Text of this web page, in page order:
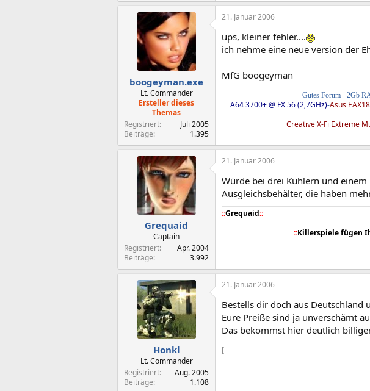
boogeyman.exe
Lt. Commander
Ersteller dieses
Themas
Registriert
Juli 2005
Beiträge
1.395
21. Januar 2006
ups, kleiner fehler....
ich nehme eine neue version der
MfG boogeyman
Gutes Forum- 2Gb
A64 3700+ @ FX 56 (2,7GHz)-Asus
Creative X-Fi Extreme
Grequaid
Captain
Registriert
Apr. 2004
Beiträge
3.992
21. Januar 2006
Würde bei drei Kühlern und
Ausgleichsbehälter, die haben
::Grequaid::
::Killerspiele fügen
Honkl
Lt. Commander
Registriert
Aug. 2005
Beiträge
1.108
21. Januar 2006
Bestells dir doch aus Deutschland
Eure Preiße sind ja unverschämt
Das bekommst hier deutlich
[